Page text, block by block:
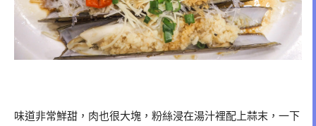
味道非常鮮甜，肉也很大塊，粉絲浸在湯汁裡配上蒜末，一下